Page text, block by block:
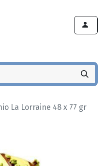
La Lorraine 48 x 77 gr